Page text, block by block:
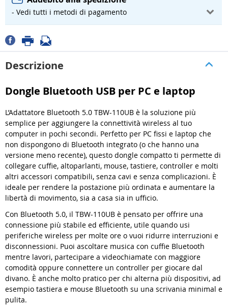
- Vedi tutti i metodi di pagamento
Descrizione
Dongle Bluetooth USB per PC e laptop
L’Adattatore Bluetooth 5.0 TBW-110UB è la soluzione più
semplice per aggiungere la connettività wireless al tuo
computer in pochi secondi. Perfetto per PC fissi e laptop che
non dispongono di Bluetooth integrato (o che hanno una
versione meno recente), questo dongle compatto ti permette di
collegare cuffie, altoparlanti, mouse, tastiere, controller e molti
altri accessori compatibili, senza cavi e senza complicazioni. È
ideale per rendere la postazione più ordinata e aumentare la
libertà di movimento, sia a casa sia in ufficio.
Con Bluetooth 5.0, il TBW-110UB è pensato per offrire una
connessione più stabile ed efficiente, utile quando usi
periferiche wireless per molte ore o vuoi ridurre interruzioni e
disconnessioni. Puoi ascoltare musica con cuffie Bluetooth
mentre lavori, partecipare a videochiamate con maggiore
comodità oppure connettere un controller per giocare dal
divano. È anche molto pratico per chi alterna più dispositivi, ad
esempio tastiera e mouse Bluetooth su una scrivania minimal e
pulita.